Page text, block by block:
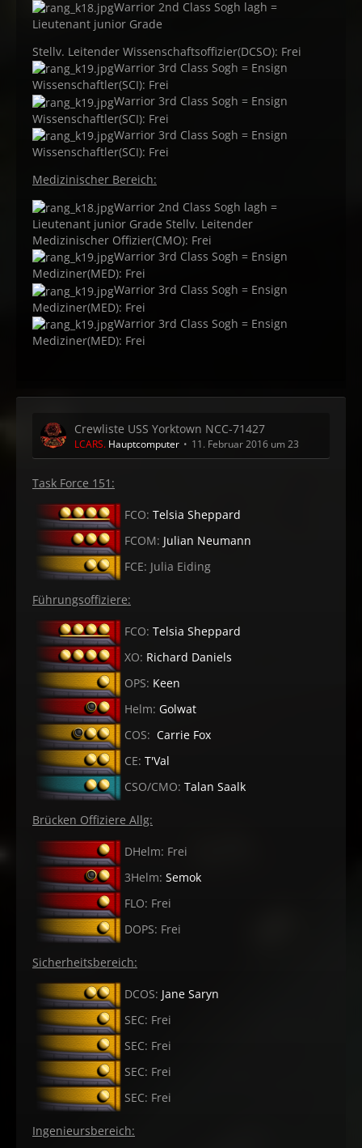
Warrior 2nd Class Sogh lagh =
Lieutenant junior Grade
Stellv. Leitender Wissenschaftsoffizier(DCSO): Frei
Warrior 3rd Class Sogh = Ensign
Wissenschaftler(SCI): Frei
Warrior 3rd Class Sogh = Ensign
Wissenschaftler(SCI): Frei
Warrior 3rd Class Sogh = Ensign
Wissenschaftler(SCI): Frei
Medizinischer Bereich:
Warrior 2nd Class Sogh lagh =
Lieutenant junior Grade Stellv. Leitender
Medizinischer Offizier(CMO): Frei
Warrior 3rd Class Sogh = Ensign
Mediziner(MED): Frei
Warrior 3rd Class Sogh = Ensign
Mediziner(MED): Frei
Warrior 3rd Class Sogh = Ensign
Mediziner(MED): Frei
Crewliste USS Yorktown NCC-71427
LCARS. Hauptcomputer 11. Februar 2016 um 23:28
Task Force 151:
FCO: Telsia Sheppard
FCOM: Julian Neumann
FCE: Julia Eiding
Führungsoffiziere:
FCO: Telsia Sheppard
XO: Richard Daniels
OPS: Keen
Helm: Golwat
COS: Carrie Fox
CE: T'Val
CSO/CMO: Talan Saalk
Brücken Offiziere Allg:
DHelm: Frei
3Helm: Semok
FLO: Frei
DOPS: Frei
Sicherheitsbereich:
DCOS: Jane Saryn
SEC: Frei
SEC: Frei
SEC: Frei
SEC: Frei
Ingenieursbereich: